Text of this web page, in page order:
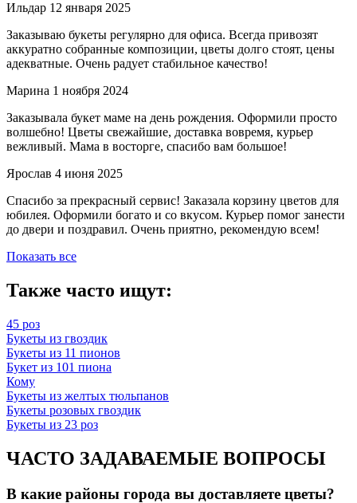
Ильдар 12 января 2025
Заказываю букеты регулярно для офиса. Всегда привозят
аккуратно собранные композиции, цветы долго стоят, цены
адекватные. Очень радует стабильное качество!
Марина 1 ноября 2024
Заказывала букет маме на день рождения. Оформили просто
волшебно! Цветы свежайшие, доставка вовремя, курьер
вежливый. Мама в восторге, спасибо вам большое!
Ярослав 4 июня 2025
Спасибо за прекрасный сервис! Заказала корзину цветов для
юбилея. Оформили богато и со вкусом. Курьер помог занести
до двери и поздравил. Очень приятно, рекомендую всем!
Показать все
Также часто ищут:
45 роз
Букеты из гвоздик
Букеты из 11 пионов
Букет из 101 пиона
Кому
Букеты из желтых тюльпанов
Букеты розовых гвоздик
Букеты из 23 роз
ЧАСТО ЗАДАВАЕМЫЕ ВОПРОСЫ
В какие районы города вы доставляете цветы?